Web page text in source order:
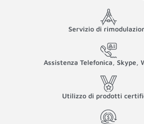
Servizio di
Assistenza Telefonica, Skype,
Utilizzo di prodotti